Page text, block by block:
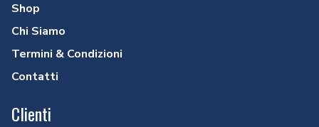
Shop
Chi Siamo
Termini & Condizioni
Contatti
Clienti